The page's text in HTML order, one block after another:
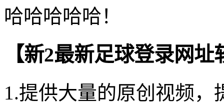
哈哈哈哈哈！
【新2最新足球登录网
1.提供大量的原创视频